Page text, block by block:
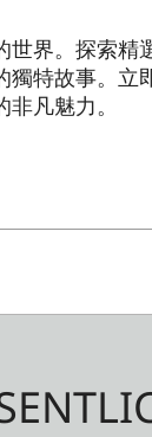
世界。探索精
獨特故事。立
凡魅力。